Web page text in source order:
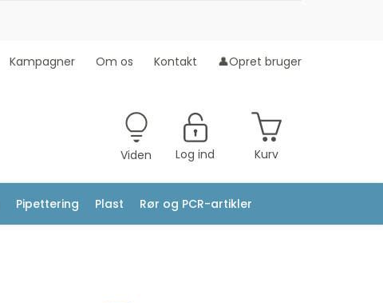
Kampagner Om os Kontakt 👤Opret bruger
Viden Log ind Kurv
Pipettering Plast Rør og PCR-artikler